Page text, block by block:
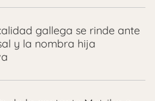
gallega se rinde ante
y la nombra hija